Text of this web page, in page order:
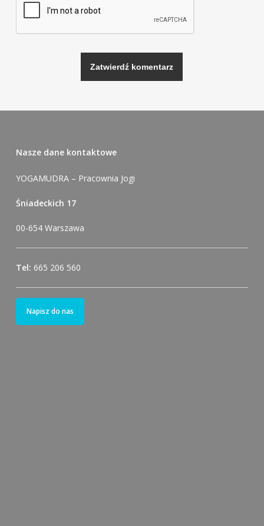
Nasze dane kontaktowe
YOGAMUDRA – Pracownia Jogi
Śniadeckich 17
00-654 Warszawa
Tel: 665 206 560
Napisz do nas